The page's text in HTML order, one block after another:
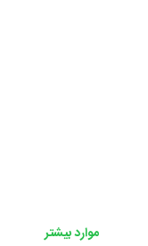
موارد بیشتر